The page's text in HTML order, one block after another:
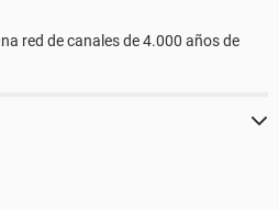
red de canales de 4.000 años de